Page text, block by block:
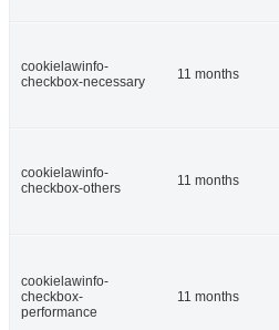
cookielawinfo-
checkbox-necessary
11 months
cookielawinfo-
checkbox-others
11 months
cookielawinfo-
checkbox-
performance
11 months